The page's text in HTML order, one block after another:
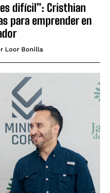
difícil”: Cristhian
para emprender en
Loor Bonilla